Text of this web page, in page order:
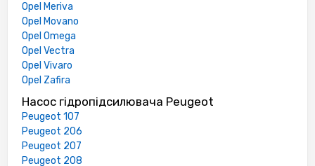
Opel Meriva
Opel Movano
Opel Omega
Opel Vectra
Opel Vivaro
Opel Zafira
Насос гідропідсилювача Peugeot
Peugeot 107
Peugeot 206
Peugeot 207
Peugeot 208